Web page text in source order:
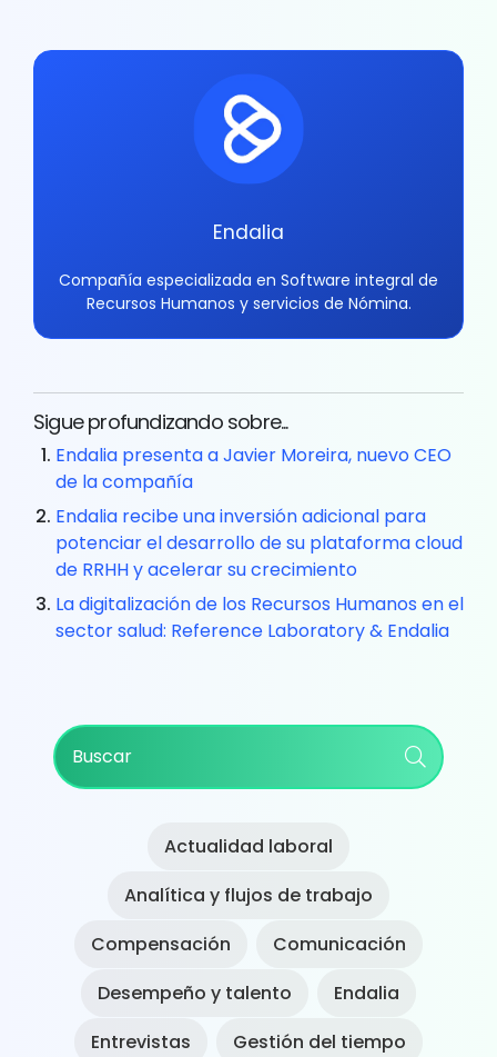
Endalia
Compañía especializada en Software integral de
Recursos Humanos y servicios de Nómina.
Sigue profundizando sobre...
Endalia presenta a Javier Moreira, nuevo CEO
de la compañía
Endalia recibe una inversión adicional para
potenciar el desarrollo de su plataforma cloud
de RRHH y acelerar su crecimiento
La digitalización de los Recursos Humanos en el
sector salud: Reference Laboratory & Endalia
Primary
Sidebar
Actualidad laboral
Analítica y flujos de trabajo
Compensación
Comunicación
Desempeño y talento
Endalia
Entrevistas
Gestión del tiempo